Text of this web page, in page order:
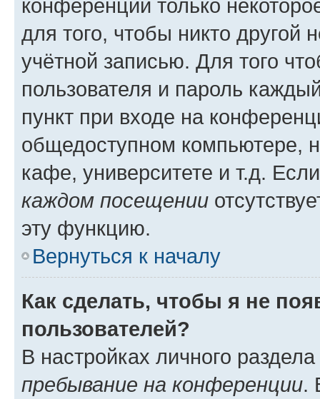
конференции только
для того, чтобы никто другой
учётной записью. Для того
пользователя и пароль
пункт при входе на
общедоступном компьютере,
кафе, университете и т.д.
каждом посещении
эту функцию.
Вернуться к началу
Как сделать, чтобы я не
пользователей?
В настройках личного
пребывание на конференции.